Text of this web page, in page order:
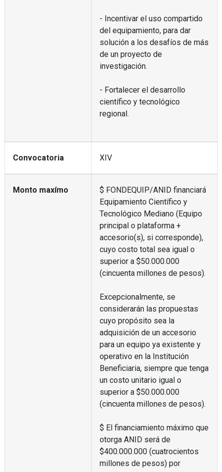
- Incentivar el uso compartido
del equipamiento, para dar
solución a los desafíos de más
de un proyecto de
investigación.
- Fortalecer el desarrollo
científico y tecnológico
regional.
Convocatoria XIV
Monto maxímo
$ FONDEQUIP/ANID financiará
Equipamiento Científico y
Tecnológico Mediano (Equipo
principal o plataforma +
accesorio(s), si corresponde),
cuyo costo total sea igual o
superior a $50.000.000
(cincuenta millones de pesos).
Excepcionalmente, se
considerarán las propuestas
cuyo propósito sea la
adquisición de un accesorio
para un equipo ya existente y
operativo en la Institución
Beneficiaria, siempre que tenga
un costo unitario igual o
superior a $50.000.000
(cincuenta millones de pesos).
$ El financiamiento máximo que
otorga ANID será de
$400.000.000 (cuatrocientos
millones de pesos) por